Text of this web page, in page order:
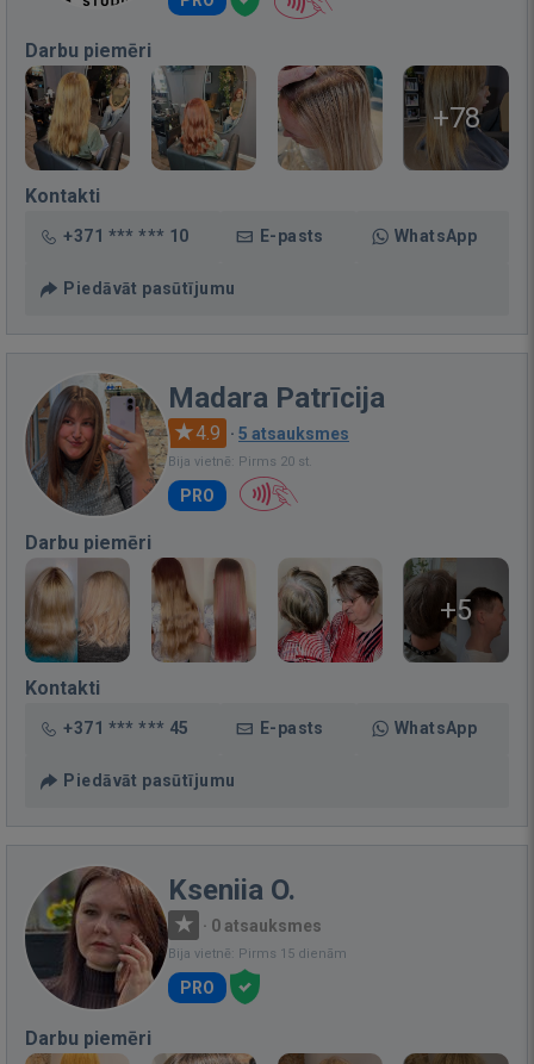
Darbu piemēri
+78
Kontakti
+371 *** *** 10 E-pasts WhatsApp
Piedāvāt pasūtījumu
Madara Patrīcija
4.9 · 5 atsauksmes
Bija vietnē: Pirms 20 st.
PRO
Darbu piemēri
+5
Kontakti
+371 *** *** 45 E-pasts WhatsApp
Piedāvāt pasūtījumu
Kseniia O.
· 0 atsauksmes
Bija vietnē: Pirms 15 dienām
PRO
Darbu piemēri